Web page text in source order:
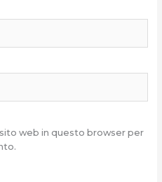
web in questo browser per